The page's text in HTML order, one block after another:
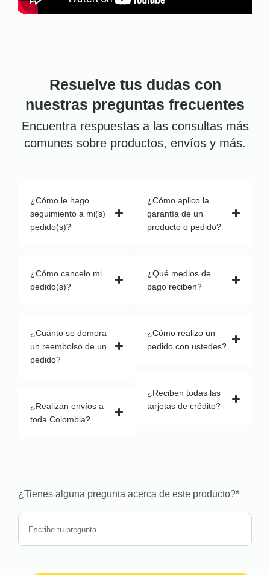
Resuelve tus dudas con
nuestras preguntas frecuentes
Encuentra respuestas a las consultas más
comunes sobre productos, envíos y más.
¿Cómo le hago
seguimiento a mi(s)
pedido(s)?
¿Cómo cancelo mi
pedido(s)?
¿Cuánto se demora
un reembolso de un
pedido?
¿Realizan envíos a
toda Colombia?
¿Cómo aplico la
garantía de un
producto o pedido?
¿Qué medios de
pago reciben?
¿Cómo realizo un
pedido con ustedes?
¿Reciben todas las
tarjetas de crédito?
¿Tienes alguna pregunta acerca de este producto?*